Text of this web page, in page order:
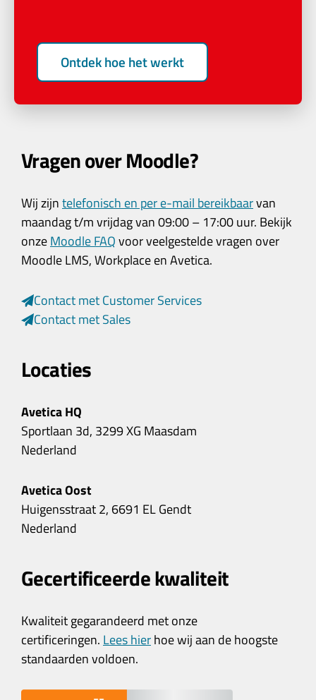
Ontdek hoe het werkt
Vragen over Moodle?
Wij zijntelefonisch en per e-mail bereikbaarvan
maandag t/m vrijdag van 09:00 – 17:00 uur. Bekijk
onzeMoodle FAQvoor veelgestelde vragen over
Moodle LMS, Workplace en Avetica.
Contact met Customer Services
Contact met Sales
Locaties
Avetica HQ
Sportlaan 3d, 3299 XG Maasdam
Nederland
Avetica Oost
Huigensstraat 2, 6691 EL Gendt
Nederland
Gecertificeerde kwaliteit
Kwaliteit gegarandeerd met onze
certificeringen. Lees hierhoe wij aan de hoogste
standaarden voldoen.